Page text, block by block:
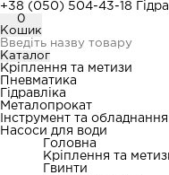
+38 (050) 504-43-18
0
Кошик
Каталог
Кріплення та метизи
Пневматика
Гідравліка
Металопрокат
Інструмент та обладнання
Насоси для води
Головна
Кріплення та
Гвинти